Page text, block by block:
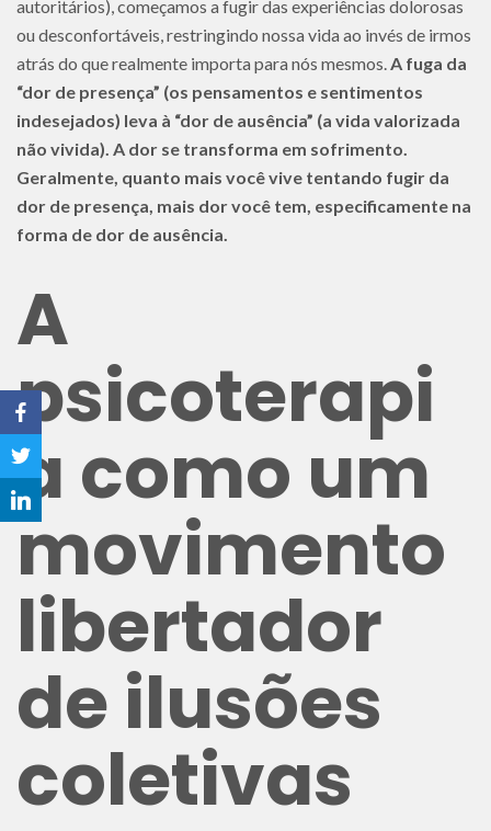
autoritários), começamos a fugir das experiências dolorosas
ou desconfortáveis, restringindo nossa vida ao invés de irmos
atrás do que realmente importa para nós mesmos. A fuga da
“dor de presença” (os pensamentos e sentimentos
indesejados) leva à “dor de ausência” (a vida valorizada
não vivida). A dor se transforma em sofrimento.
Geralmente, quanto mais você vive tentando fugir da
dor de presença, mais dor você tem, especificamente na
forma de dor de ausência.
A
psicoterapi
a como um
movimento
libertador
de ilusões
coletivas